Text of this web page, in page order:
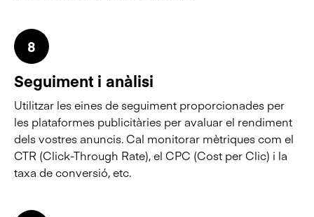
8
Seguiment i anàlisi
Utilitzar les eines de seguiment proporcionades per
les plataformes publicitàries per avaluar el rendiment
dels vostres anuncis. Cal monitorar mètriques com el
CTR (Click-Through Rate), el CPC (Cost per Clic) i la
taxa de conversió, etc.